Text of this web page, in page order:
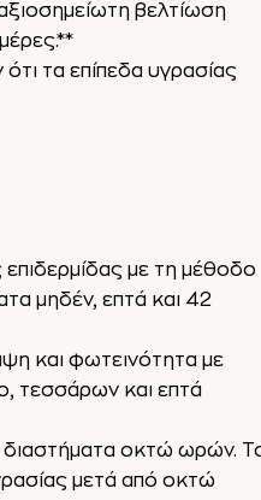
βελτίωση
τα επίπεδα υγρασίας
με τη μέθοδο
μηδέν, επτά και 42
και φωτεινότητα με
τεσσάρων και επτά
διαστήματα οκτώ ωρών.
μετά από οκτώ